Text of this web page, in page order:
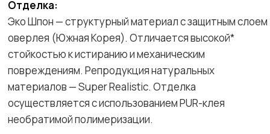
Отделка:
Эко Шпон — структурный материал с защитным слоем
оверлея (Южная Корея). Отличается высокой*
стойкостью к истиранию и механическим
повреждениям. Репродукция натуральных
материалов — Super Realistic. Отделка
осуществляется с использованием PUR-клея
необратимой полимеризации.